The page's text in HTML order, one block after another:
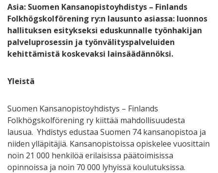
Asia: Suomen Kansanopistoyhdistys – Finlands
Folkhögskolförening ry:n lausunto asiassa: luonnos
hallituksen esitykseksi eduskunnalle työnhakijan
palveluprosessin ja työnvälityspalveluiden
kehittämistä koskevaksi lainsäädännöksi.
Yleistä
Suomen Kansanopistoyhdistys – Finlands
Folkhögskolförening ry kiittää mahdollisuudesta
lausua. Yhdistys edustaa Suomen 74 kansanopistoa ja
niiden ylläpitäjiä. Kansanopistoissa opiskelee vuosittain
noin 21 000 henkilöä erilaisissa päätoimisissa
opinnoissa ja noin 70 000 lyhyissä koulutuksissa.